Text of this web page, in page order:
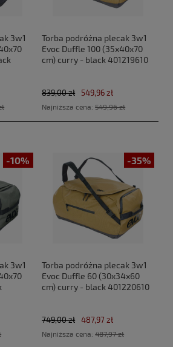
3w1
Torba podróżna plecak 3w1
Evoc Duffle 100 (35x40x70
cm) curry - black 401219610
549,96 zł
839,00 zł
Najniższa cena:549,96 zł
-10%
3w1
-35%
Torba podróżna plecak 3w1
Evoc Duffle 60 (30x34x60
cm) curry - black 401220610
487,97 zł
749,00 zł
Najniższa cena:487,97 zł